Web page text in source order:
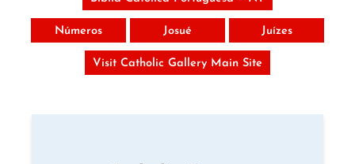
Números Josué Juízes
Visit Catholic Gallery Main Site